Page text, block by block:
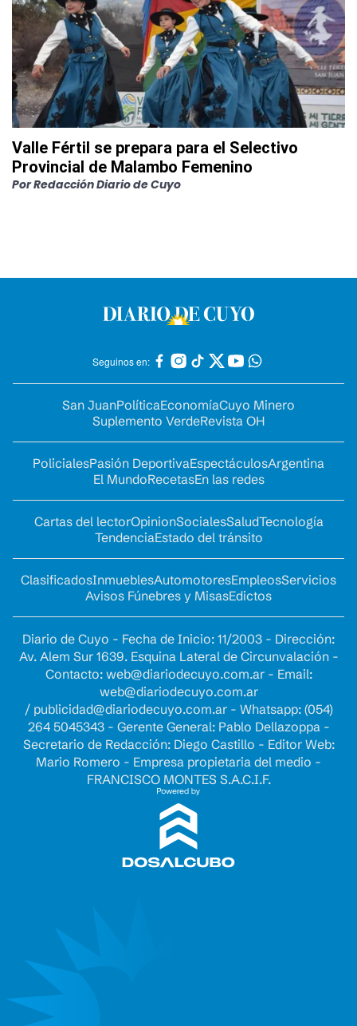
Valle Fértil se prepara para el Selectivo
Provincial de Malambo Femenino
PorRedacción Diario de Cuyo
Seguinos en:
San JuanPolíticaEconomíaCuyo Minero
Suplemento VerdeRevista OH
PolicialesPasión DeportivaEspectáculosArgentina
El MundoRecetasEn las redes
Cartas del lectorOpinionSocialesSaludTecnología
TendenciaEstado del tránsito
ClasificadosInmueblesAutomotoresEmpleosServicios
Avisos Fúnebres y MisasEdictos
Diario de Cuyo - Fecha de Inicio: 11/2003 - Dirección:
Av. Alem Sur 1639. Esquina Lateral de Circunvalación -
Contacto: web@diariodecuyo.com.ar- Email:
web@diariodecuyo.com.ar
/ publicidad@diariodecuyo.com.ar- Whatsapp: (054)
264 5045343 - Gerente General: Pablo Dellazoppa -
Secretario de Redacción: Diego Castillo - Editor Web:
Mario Romero - Empresa propietaria del medio -
FRANCISCO MONTES S.A.C.I.F.